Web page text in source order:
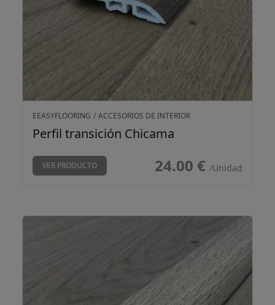
EEASYFLOORING / ACCESORIOS DE INTERIOR
Perfil transición Chicama
VER PRODUCTO 24.00 € /Unidad